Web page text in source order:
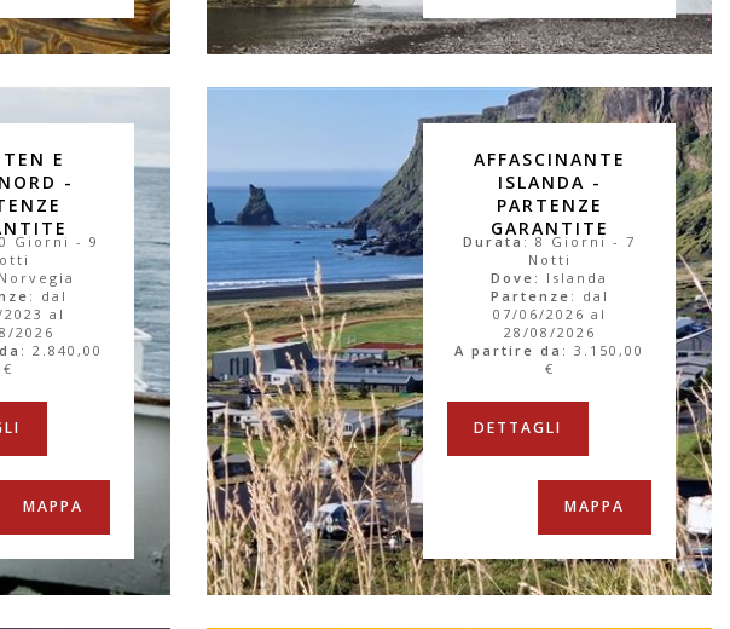
E
-
Giorni - 9
: dal
al
2026
:2.840,00
€
MAPPA
AFFASCINANTE
ISLANDA -
PARTENZE
GARANTITE
Durata : 8 Giorni - 7
Notti
Dove : Islanda
Partenze : dal
07/06/2026 al
28/08/2026
A partire da :3.150,00
€
DETTAGLI
MAPPA